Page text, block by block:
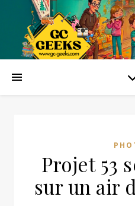
Projet 53
sur un air